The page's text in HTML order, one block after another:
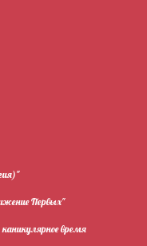
Первых"
время